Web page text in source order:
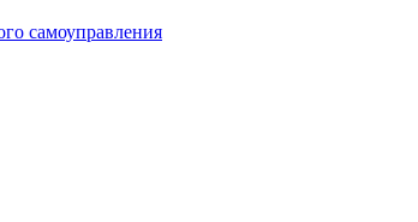
самоуправления